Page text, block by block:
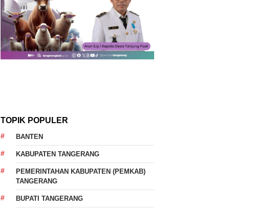
TOPIK POPULER
BANTEN
KABUPATEN TANGERANG
PEMERINTAHAN KABUPATEN (PEMKAB)
TANGERANG
BUPATI TANGERANG